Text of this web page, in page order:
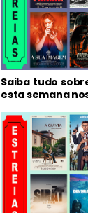
Saiba tudo
esta semana